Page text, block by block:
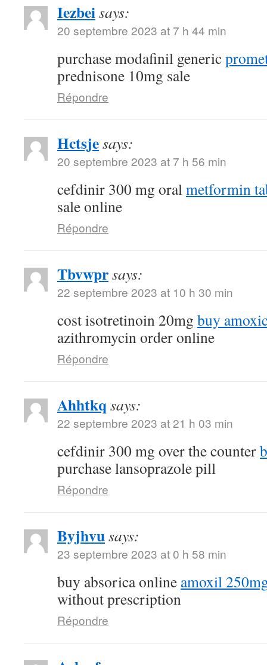
Iezbeisays:
20 septembre 2023 at 7 h 44 min
purchase modafinil generic
prednisone 10mg sale
Répondre
Hctsjesays:
20 septembre 2023 at 7 h 56 min
cefdinir 300 mg oralmetformin
sale online
Répondre
Tbvwprsays:
22 septembre 2023 at 10 h 30 min
cost isotretinoin 20mg buy
azithromycin order online
Répondre
Ahhtkq says:
22 septembre 2023 at 21 h 03 min
cefdinir 300 mg over the counter
purchase lansoprazole pill
Répondre
Byjhvusays:
23 septembre 2023 at 0 h 58 min
buy absorica online amoxil
without prescription
Répondre